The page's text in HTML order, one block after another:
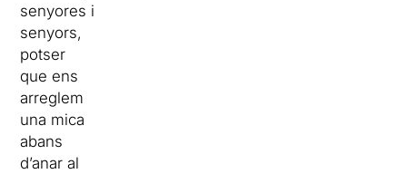
senyores i
senyors,
potser
que ens
arreglem
una mica
abans
d’anar al